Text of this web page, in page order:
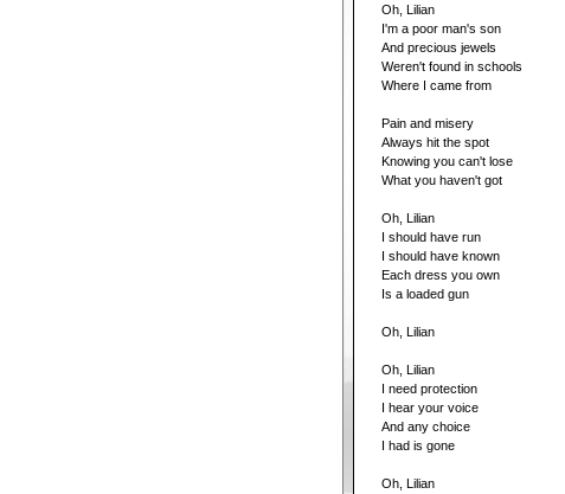
Oh, Lilian
I'm a poor man's son
And precious jewels
Weren't found in schools
Where I came from
Pain and misery
Always hit the spot
Knowing you can't lose
What you haven't got
Oh, Lilian
I should have run
I should have known
Each dress you own
Is a loaded gun
Oh, Lilian
Oh, Lilian
I need protection
I hear your voice
And any choice
I had is gone
Oh, Lilian